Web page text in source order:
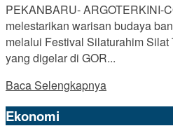
PEKANBARU- ARGOTERKINI-
melestarikan warisan budaya
melalui Festival Silaturahim
yang digelar di GOR...
Baca Selengkapnya
Ekonomi